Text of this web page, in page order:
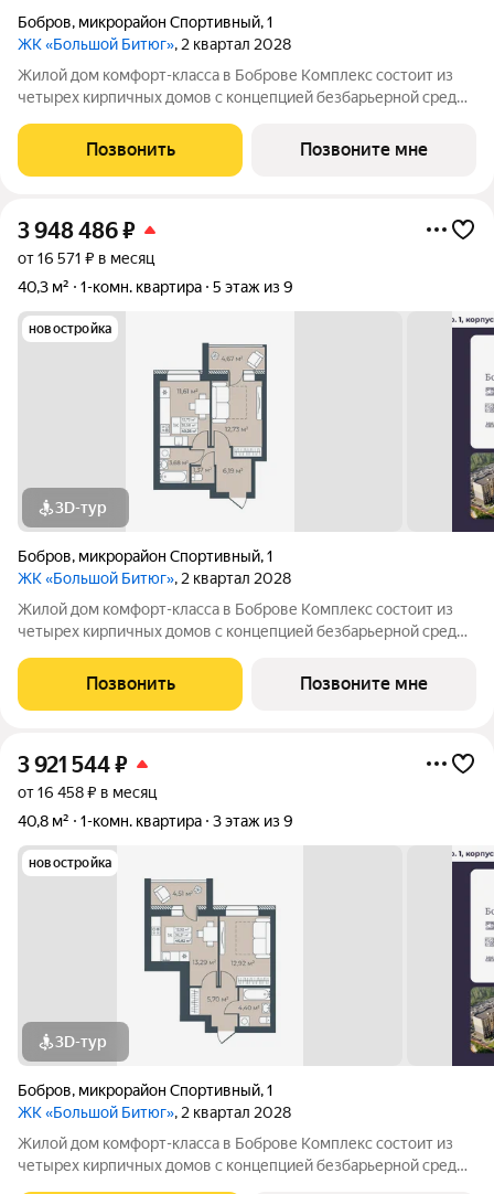
Бобров, микрорайон Спортивный,1
ЖК «Большой Битюг», 2 квартал 2028
Жилой дом комфорт-класса в Боброве Комплекс состоит из
четырех кирпичных домов с концепцией безбарьерной среды,
пожилых людей и родителей с колясками. Функциональное
использование квадратных
Позвонить Позвоните мне
3 948 486₽
от 16 571 ₽ в месяц
40,3 м²
1-комн. квартира 5 этаж из 9
новостройка
3D-тур
Бобров, микрорайон Спортивный,1
ЖК «Большой Битюг», 2 квартал 2028
Жилой дом комфорт-класса в Боброве Комплекс состоит из
четырех кирпичных домов с концепцией безбарьерной среды,
пожилых людей и родителей с колясками. Функциональное
использование квадратных
Позвонить Позвоните мне
3 921 544₽
от 16 458 ₽ в месяц
40,8 м²
1-комн. квартира 3 этаж из 9
новостройка
3D-тур
Бобров, микрорайон Спортивный,1
ЖК «Большой Битюг», 2 квартал 2028
Жилой дом комфорт-класса в Боброве Комплекс состоит из
четырех кирпичных домов с концепцией безбарьерной среды,